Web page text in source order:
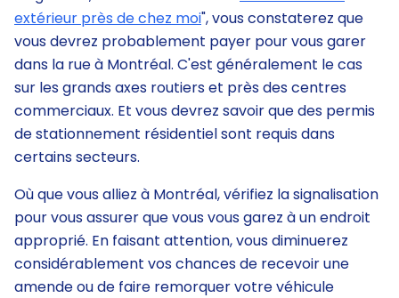
extérieur près de chez moi", vous constaterez que
vous devrez probablement payer pour vous garer
dans la rue à Montréal. C'est généralement le cas
sur les grands axes routiers et près des centres
commerciaux. Et vous devrez savoir que des permis
de stationnement résidentiel sont requis dans
certains secteurs.
Où que vous alliez à Montréal, vérifiez la signalisation
pour vous assurer que vous vous garez à un endroit
approprié. En faisant attention, vous diminuerez
considérablement vos chances de recevoir une
amende ou de faire remorquer votre véhicule